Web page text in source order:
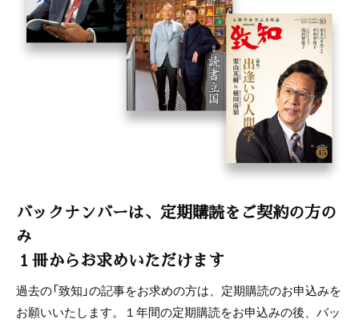
バックナンバーは、定期購読をご契約の方の
み
１冊からお求めいただけます
過去の「致知」の記事をお求めの方は、定期購読のお申込みを
お願いいたします。１年間の定期購読をお申込みの後、バッ